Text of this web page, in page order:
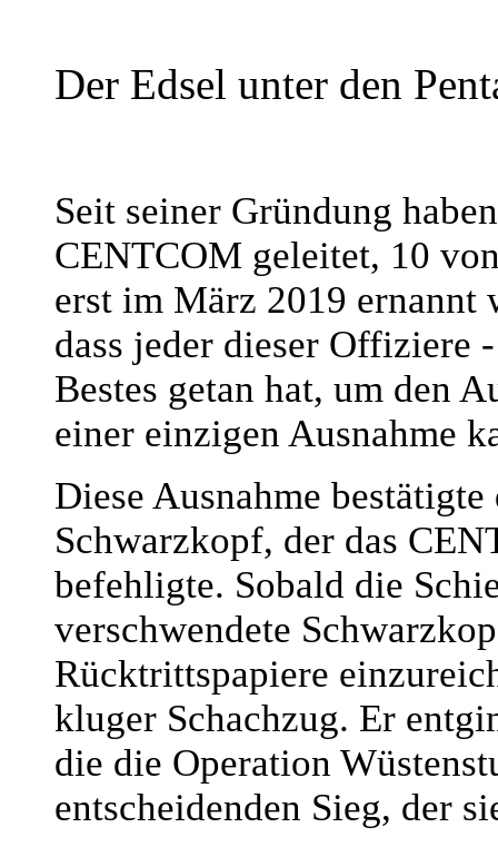
Der Edsel unter den
Seit seiner Gründung
CENTCOM geleitet, 10
erst im März 2019
dass jeder dieser
Bestes getan hat, um den
einer einzigen Ausnahme
Diese Ausnahme
Schwarzkopf, der das
befehligte. Sobald die
verschwendete
Rücktrittspapiere
kluger Schachzug. Er
die die Operation
entscheidenden Sieg, der